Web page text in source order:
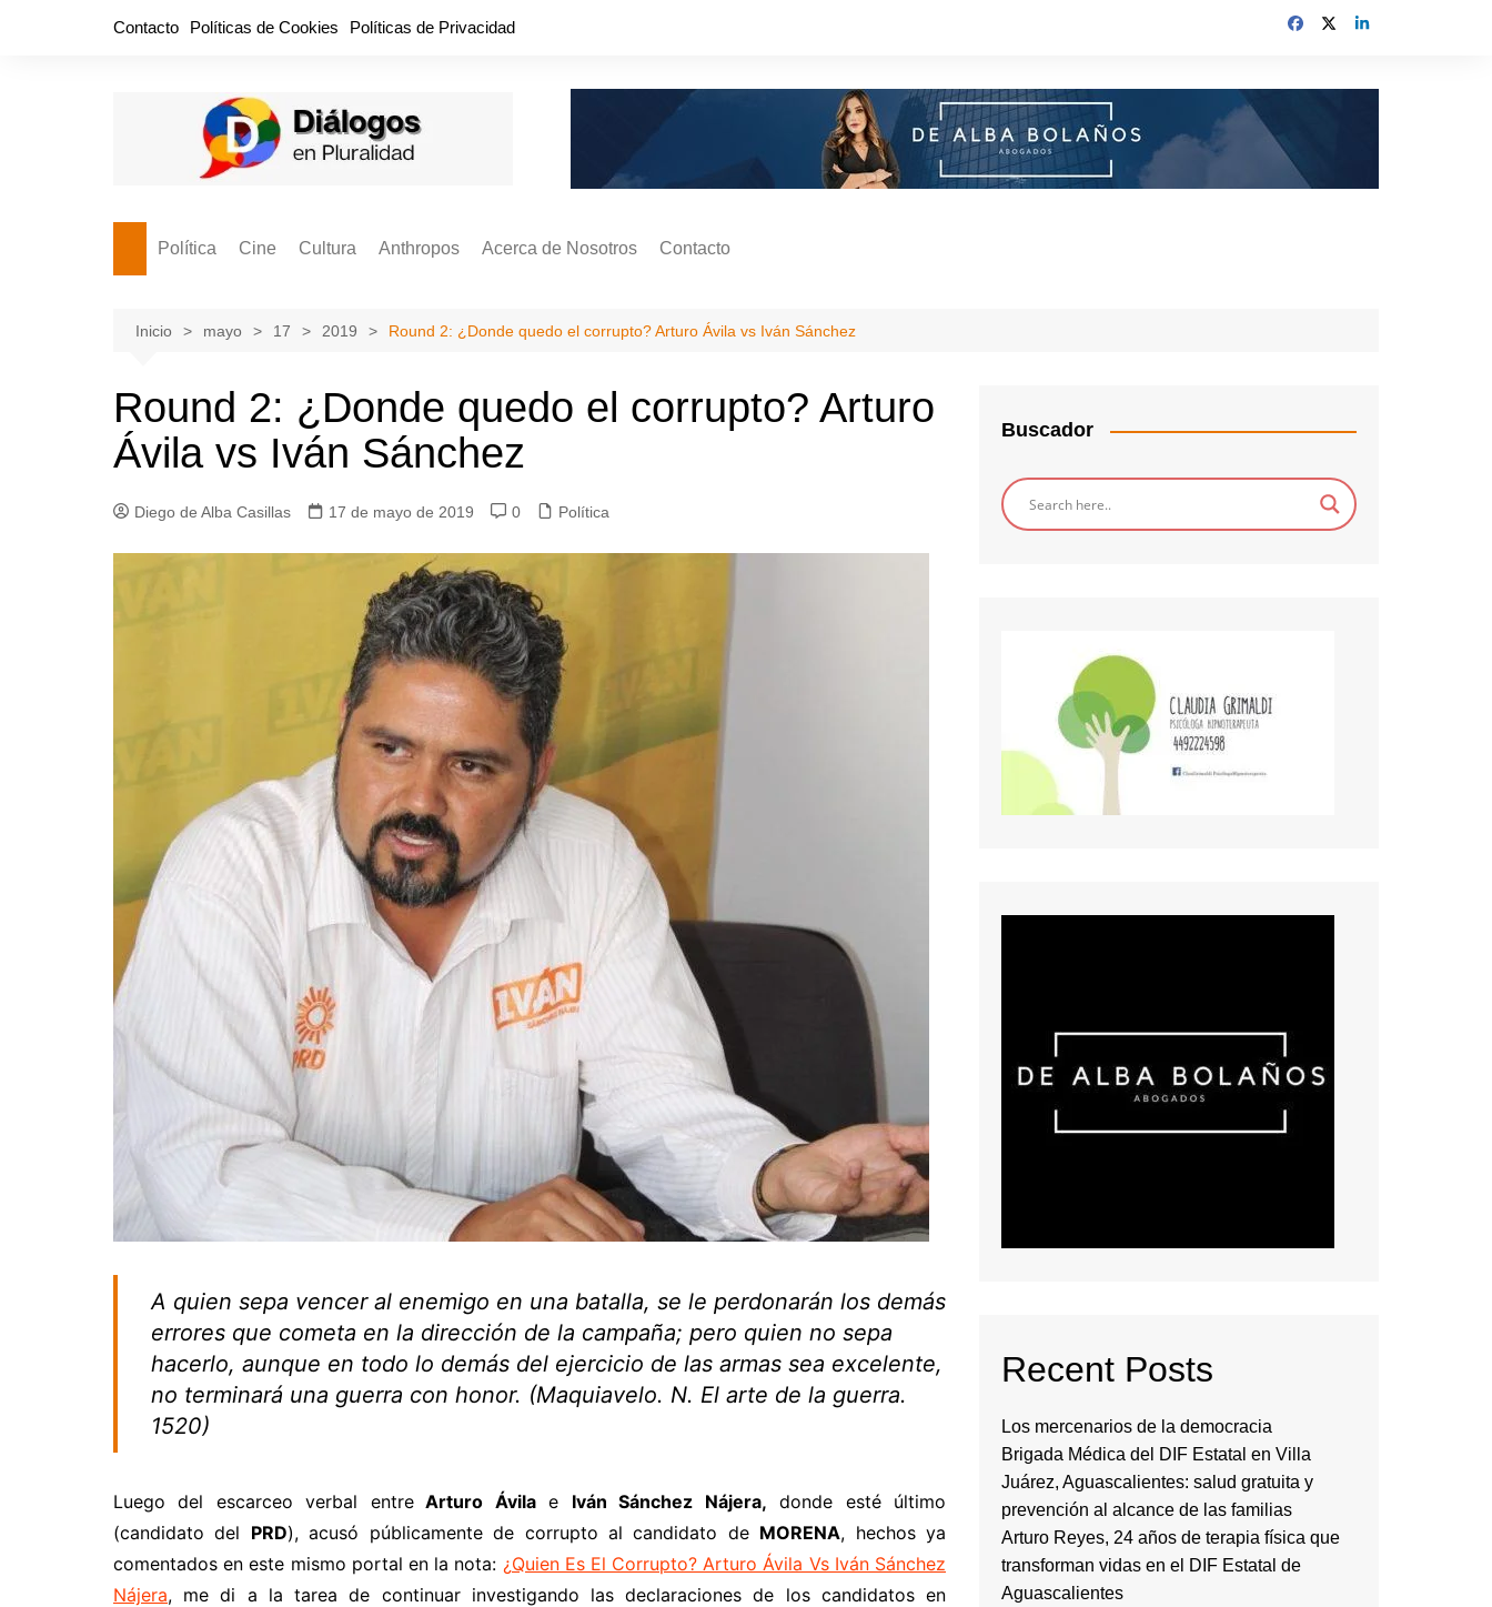
Contacto Políticas de Cookies Políticas de Privacidad
Política
Cabos Sueltos
Disruptor
Espacio Ciudadano
Guerra de Encuestas
Línea Dura
Cine
FILMOGRAFÍAS
Cultura
Crónica
Libros
Valor Público
Poesía
Anthropos
Estadística
Hemeródromo
Líderes inspiradores
Pedagogía Jurídica
REFLEXIONES
Tilde y tinta
Acerca de Nosotros Contacto
Inicio mayo 17 2019 Round 2: ¿Donde quedo el corrupto? Arturo Ávila vs Iván Sánchez
Round 2: ¿Donde quedo el corrupto? Arturo
Ávila vs Iván Sánchez
Diego de Alba Casillas 17 de mayo de 2019 0 Política
A quien sepa vencer al enemigo en una batalla, se le perdonarán los demás
errores que cometa en la dirección de la campaña; pero quien no sepa
hacerlo, aunque en todo lo demás del ejercicio de las armas sea excelente,
no terminará una guerra con honor. (Maquiavelo. N. El arte de la guerra.
1520)
Luego del escarceo verbal entreArturo Ávilae Iván Sánchez Nájera, donde esté último
(candidato del PRD), acusó públicamente de corrupto al candidato de MORENA, hechos ya
comentados en este mismo portal en la nota: ¿Quien Es El Corrupto? Arturo Ávila Vs Iván Sánchez
Nájera, me di a la tarea de continuar investigando las declaraciones de los candidatos en
Buscador
Recent Posts
Los mercenarios de la democracia
Brigada Médica del DIF Estatal en Villa
Juárez, Aguascalientes: salud gratuita y
prevención al alcance de las familias
Arturo Reyes, 24 años de terapia física que
transforman vidas en el DIF Estatal de
Aguascalientes